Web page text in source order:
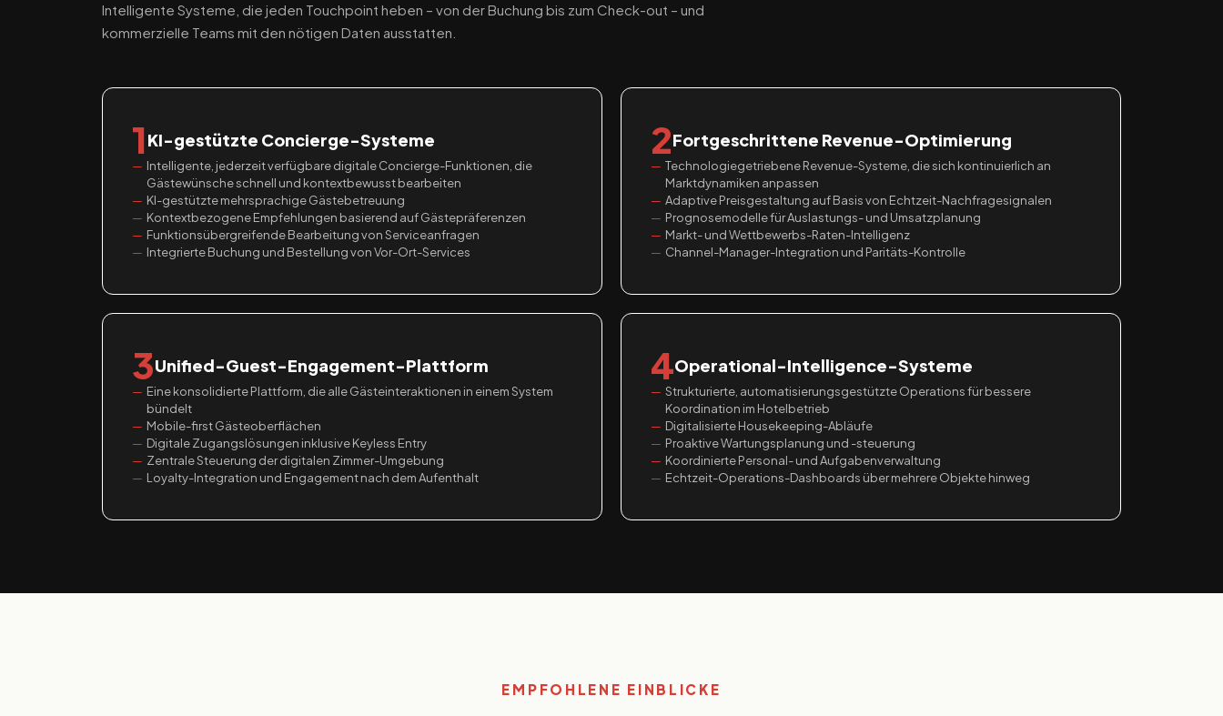
Intelligente Systeme, die jeden Touchpoint heben – von der Buchung bis zum Check-out – und
kommerzielle Teams mit den nötigen Daten ausstatten.
1KI-gestützte Concierge-Systeme
Intelligente, jederzeit verfügbare digitale Concierge-Funktionen, die
Gästewünsche schnell und kontextbewusst bearbeiten
KI-gestützte mehrsprachige Gästebetreuung
Kontextbezogene Empfehlungen basierend auf Gästepräferenzen
Funktionsübergreifende Bearbeitung von Serviceanfragen
Integrierte Buchung und Bestellung von Vor-Ort-Services
2Fortgeschrittene Revenue-Optimierung
Technologiegetriebene Revenue-Systeme, die sich kontinuierlich an
Marktdynamiken anpassen
Adaptive Preisgestaltung auf Basis von Echtzeit-Nachfragesignalen
Prognosemodelle für Auslastungs- und Umsatzplanung
Markt- und Wettbewerbs-Raten-Intelligenz
Channel-Manager-Integration und Paritäts-Kontrolle
3Unified-Guest-Engagement-Plattform
Eine konsolidierte Plattform, die alle Gästeinteraktionen in einem System
bündelt
Mobile-first Gästeoberflächen
Digitale Zugangslösungen inklusive Keyless Entry
Zentrale Steuerung der digitalen Zimmer-Umgebung
Loyalty-Integration und Engagement nach dem Aufenthalt
4Operational-Intelligence-Systeme
Strukturierte, automatisierungsgestützte Operations für bessere
Koordination im Hotelbetrieb
Digitalisierte Housekeeping-Abläufe
Proaktive Wartungsplanung und -steuerung
Koordinierte Personal- und Aufgabenverwaltung
Echtzeit-Operations-Dashboards über mehrere Objekte hinweg
EMPFOHLENE EINBLICKE